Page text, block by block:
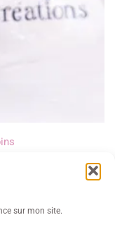
sur mon site.